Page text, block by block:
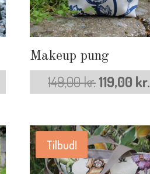
Makeup pung
149,00kr.Den
pris
var:
119,00 kr.
Tilbud!